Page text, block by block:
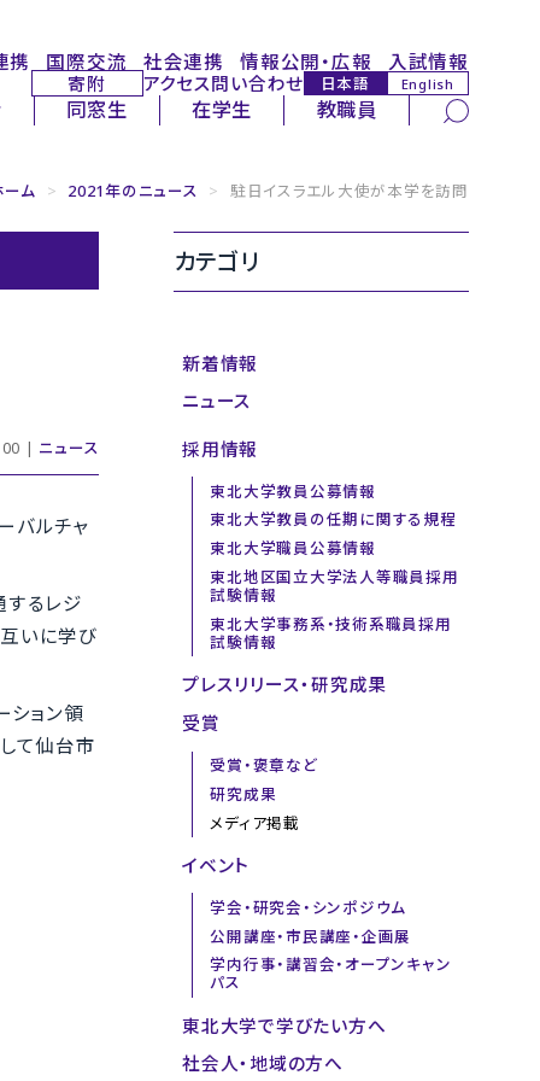
携 国際交流 社会連携 情報公開・広報 入試情報
寄附 アクセス問い合わせ 日本語 English
同窓生 在学生 教職員
ーム > 2021年のニュース > 駐日イスラエル大使が本学を訪問
| ニュース
バルチャ
るレジ
いに学び
ション領
て仙台市
カテゴリ
新着情報
ニュース
採用情報
東北大学教員公募情報
東北大学教員の任期に関する規程
東北大学職員公募情報
東北地区国立大学法人等職員採用
試験情報
東北大学事務系・技術系職員採用
試験情報
プレスリリース・研究成果
受賞
受賞・褒章など
研究成果
メディア掲載
イベント
学会・研究会・シンポジウム
公開講座・市民講座・企画展
学内行事・講習会・オープンキャン
パス
東北大学で学びたい方へ
社会人・地域の方へ